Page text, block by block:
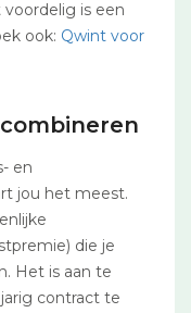
is een
ook: Qwint voor
en
jou het meest.
die je
Het is aan te
contract te